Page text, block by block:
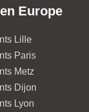
Europe
Lille
Paris
Metz
Dijon
Lyon